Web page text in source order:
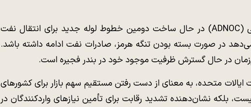
شرکت ملی نفت ابوظبی (ADNOC) در حال ساخت دومین خطوط لوله جدید برای انتقال نفت
در صورت بسته بودن تنگه هرمز، صادرات نفت ادامه داشته باشد.
در حال گسترش ظرفیت موجود خود در بندر فجیره است.
ایالات متحده، به معنای از دست رفتن مستقیم سهم بازار برای کشور‌های
بلکه نشان‌دهنده تشدید رقابت برای تأمین نیاز‌های واردکنندگان در